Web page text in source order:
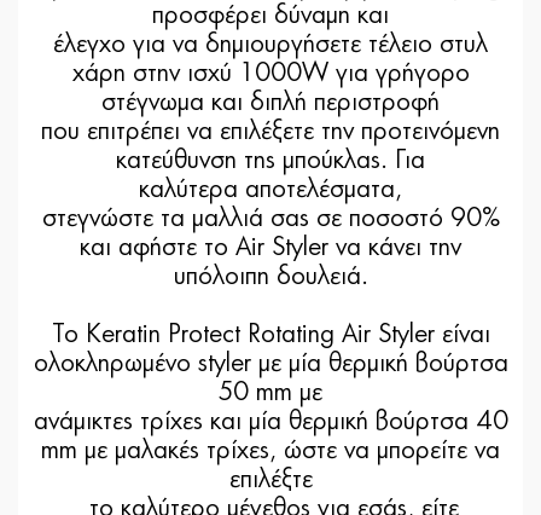
προσφέρει δύναμη και
έλεγχο για να δημιουργήσετε τέλειο στυλ
χάρη στην ισχύ 1000W για γρήγορο
στέγνωμα και διπλή περιστροφή
που επιτρέπει να επιλέξετε την προτεινόμενη
κατεύθυνση της μπούκλας. Για
καλύτερα αποτελέσματα,
στεγνώστε τα μαλλιά σας σε ποσοστό 90%
και αφήστε το Air Styler να κάνει την
υπόλοιπη δουλειά.
Το Keratin Protect Rotating Air Styler είναι
ολοκληρωμένο styler με μία θερμική βούρτσα
50 mm με
ανάμικτες τρίχες και μία θερμική βούρτσα 40
mm με μαλακές τρίχες, ώστε να μπορείτε να
επιλέξτε
το καλύτερο μέγεθος για εσάς, είτε